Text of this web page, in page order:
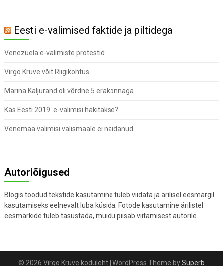
Eesti e-valimised faktide ja piltidega
Venezuela e-valimiste protestid
Virgo Kruve võit Riigikohtus
Marina Kaljurand oli võrdne 5 erakonnaga
Kas Eesti 2019. e-valimisi häkitakse?
Venemaa valimisi välismaale ei näidanud
Autoriõigused
Blogis toodud tekstide kasutamine tuleb viidata ja ärilisel eesmärgil
kasutamiseks eelnevalt luba küsida. Fotode kasutamine ärilistel
eesmärkide tuleb tasustada, muidu piisab viitamisest autorile.
© 2026 Virgo Kruve koduleht| WordPress Theme bySuperb